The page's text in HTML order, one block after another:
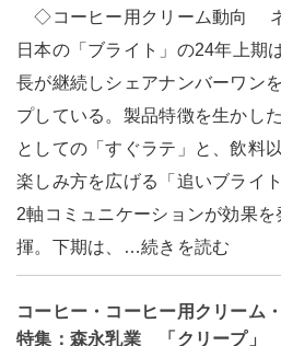
◇コーヒー用クリーム動向
日本の「ブライト」の24年上期
長が継続しシェアナンバーワン
プしている。製品特徴を生かし
としての「すぐラテ」と、飲料
楽しみ方を広げる「追いブライ
2軸コミュニケーションが効果を
揮。下期は、…続きを読む
コーヒー・コーヒー用クリーム
特集：森永乳業 「クリープ」